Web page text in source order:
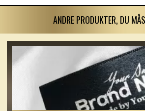
ANDRE PRODUKTER, DU